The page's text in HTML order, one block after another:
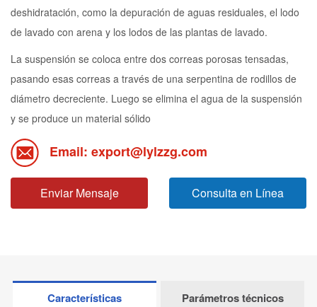
deshidratación, como la depuración de aguas residuales, el lodo
de lavado con arena y los lodos de las plantas de lavado.
La suspensión se coloca entre dos correas porosas tensadas,
pasando esas correas a través de una serpentina de rodillos de
diámetro decreciente. Luego se elimina el agua de la suspensión
y se produce un material sólido
Email: export@lylzzg.com
Enviar Mensaje Consulta en Línea
Características Parámetros técnicos